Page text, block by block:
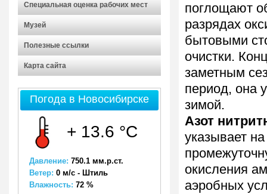
Специальная оценка рабочих мест
Музей
Полезные ссылки
Карта сайта
Погода в Новосибирске
+ 13.6 °C
Давление: 750.1 мм.р.ст.
Ветер: 0 м/с - Штиль
Влажность: 72 %
поглощают
разрядах
бытовыми
очистки.
заметным
период, она
зимой.
Азот
указывает
окисления
аэробных